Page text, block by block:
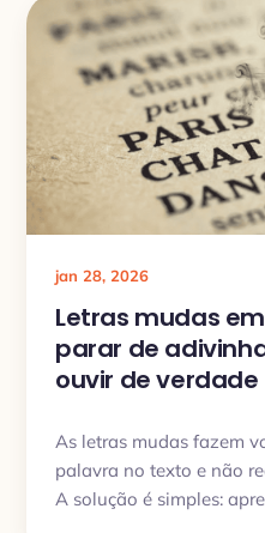
jan 28, 2026
Letras mudas
parar de
ouvir de verdade
As letras mudas fazem
palavra no texto e não
A solução é simples: